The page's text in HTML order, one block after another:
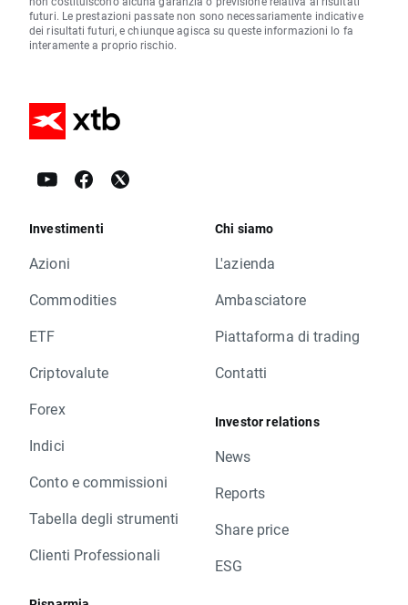
futuri. Le prestazioni passate non sono necessariamente indicative
dei risultati futuri, e chiunque agisca su queste informazioni lo fa
interamente a proprio rischio.
Investimenti
Azioni
Commodities
ETF
Criptovalute
Forex
Indici
Conto e commissioni
Tabella degli strumenti
Clienti Professionali
Chi siamo
L'azienda
Ambasciatore
Piattaforma di trading
Contatti
Investor relations
News
Reports
Share price
ESG